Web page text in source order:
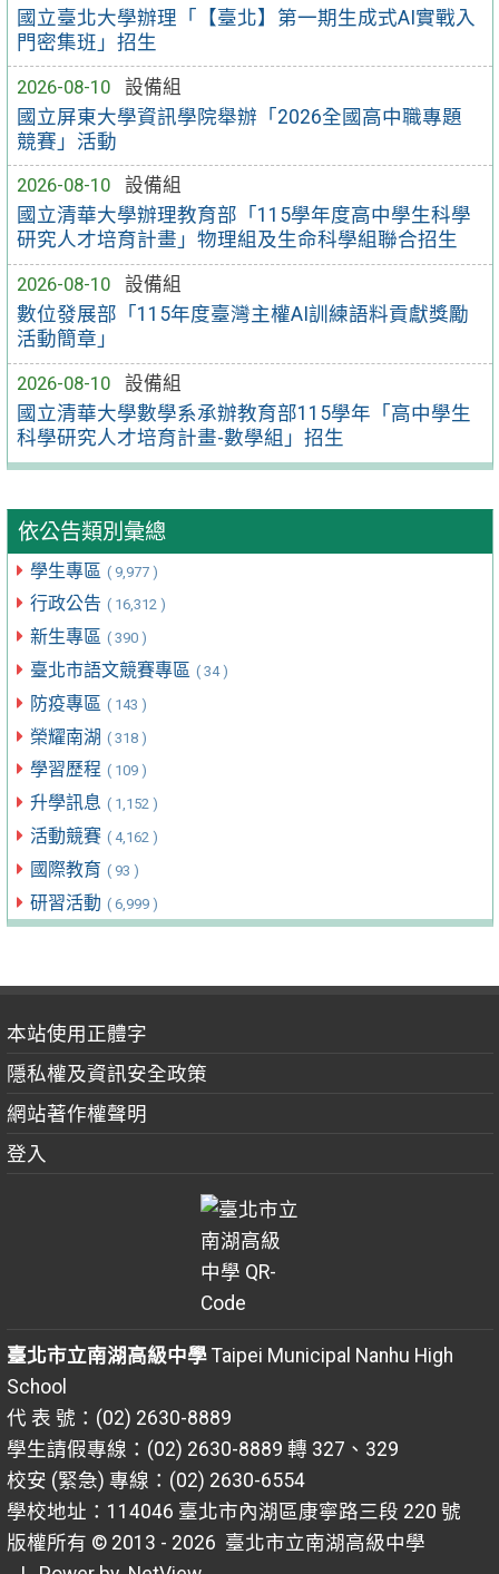
國立臺北大學辦理「【臺北】第一期生成式AI實戰入
門密集班」招生
2026-08-10
設備組
國立屏東大學資訊學院舉辦「2026全國高中職專題
競賽」活動
2026-08-10
設備組
國立清華大學辦理教育部「115學年度高中學生科學
研究人才培育計畫」物理組及生命科學組聯合招生
2026-08-10
設備組
數位發展部「115年度臺灣主權AI訓練語料貢獻獎勵
活動簡章」
2026-08-10
設備組
國立清華大學數學系承辦教育部115學年「高中學生
科學研究人才培育計畫-數學組」招生
依公告類別彙總
學生專區 ( 9,977 )
行政公告 ( 16,312 )
新生專區 ( 390 )
臺北市語文競賽專區 ( 34 )
防疫專區 ( 143 )
榮耀南湖 ( 318 )
學習歷程 ( 109 )
升學訊息 ( 1,152 )
活動競賽 ( 4,162 )
國際教育 ( 93 )
研習活動 ( 6,999 )
本站使用正體字
隱私權及資訊安全政策
網站著作權聲明
登入
臺北市立南湖高級中學Taipei Municipal Nanhu High
School
代 表 號：(02) 2630-8889
學生請假專線：(02) 2630-8889 轉 327、329
校安 (緊急) 專線：(02) 2630-6554
學校地址：114046 臺北市內湖區康寧路三段 220 號
版權所有 © 2013 - 2026 臺北市立南湖高級中學